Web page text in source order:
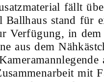
fällt
Ballhaus stand für
Verfügung, in dem
aus dem
mit